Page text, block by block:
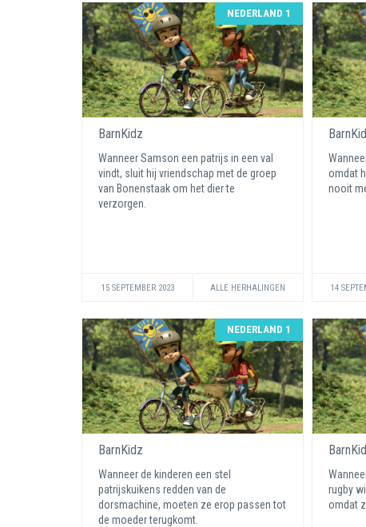
NEDERLAND 1
BarnKidz
Wanneer Samson een patrijs in een val
vindt, sluit hij vriendschap met de groep
van Bonenstaak om het dier te
verzorgen.
15 SEPTEMBER 2023 ALLE HERHALINGEN
omdat
nooit
14
NEDERLAND 1
BarnKidz
Wanneer de kinderen een stel
patrijskuikens redden van de
dorsmachine, moeten ze erop passen tot
de moeder terugkomt.
rugby
omdat